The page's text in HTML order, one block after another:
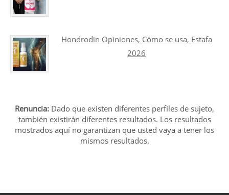
Hondrodin Opiniones, Cómo se usa, Estafa
2026
Renuncia: Dado que existen diferentes perfiles de sujeto,
también existirán diferentes resultados. Los resultados
mostrados aquí no garantizan que usted vaya a tener los
mismos resultados.